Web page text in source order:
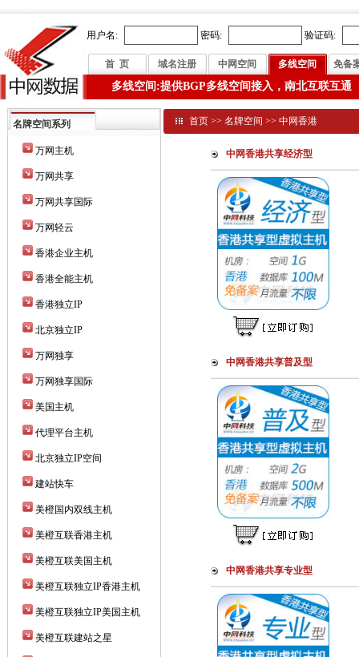
用户名: 密码: 验证码:
首 页 域名注册 中网空间 多线空间 免备
多线空间:提供BGP多线空间接入，南北互联互通
名牌空间系列
万网主机
万网共享
万网共享国际
万网轻云
香港企业主机
香港全能主机
香港独立IP
北京独立IP
万网独享
万网独享国际
美国主机
代理平台主机
北京独立IP空间
建站快车
美橙国内双线主机
美橙互联香港主机
美橙互联美国主机
美橙互联独立IP香港主机
美橙互联独立IP美国主机
美橙互联建站之星
首页 >>名牌空间 >>中网香港
中网香港共享经济型
中网香港共享普及型
中网香港共享专业型